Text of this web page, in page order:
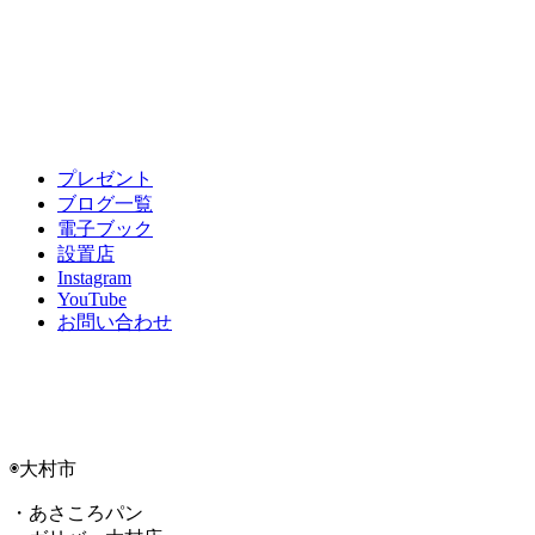
プレゼント
ブログ一覧
電子ブック
設置店
Instagram
YouTube
お問い合わせ
◉大村市
・あさころパン